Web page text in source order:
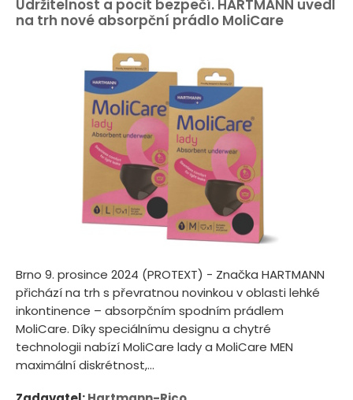
Udržitelnost a pocit bezpečí. HARTMANN uvedl
na trh nové absorpční prádlo MoliCare
Brno 9. prosince 2024 (PROTEXT) - Značka HARTMANN
přichází na trh s převratnou novinkou v oblasti lehké
inkontinence – absorpčním spodním prádlem
MoliCare. Díky speciálnímu designu a chytré
technologii nabízí MoliCare lady a MoliCare MEN
maximální diskrétnost,...